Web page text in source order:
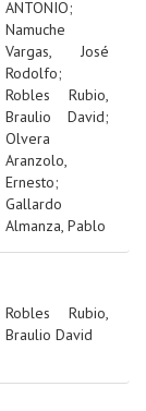
ANTONIO;
Namuche
Vargas, José
Rodolfo;
Robles Rubio,
Braulio David;
Olvera
Aranzolo,
Ernesto;
Gallardo
Almanza, Pablo
Robles Rubio,
Braulio David